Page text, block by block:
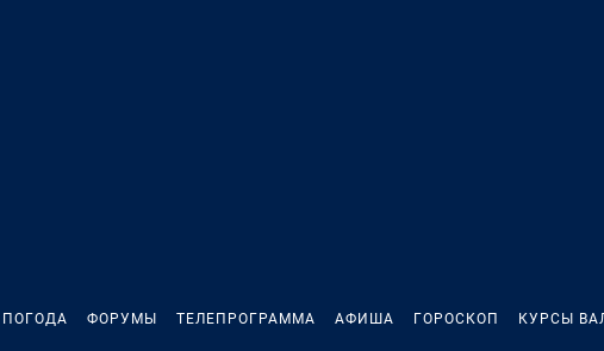
ПОГОДА ФОРУМЫ ТЕЛЕПРОГРАММА АФИША ГОРОСКОП КУРСЫ